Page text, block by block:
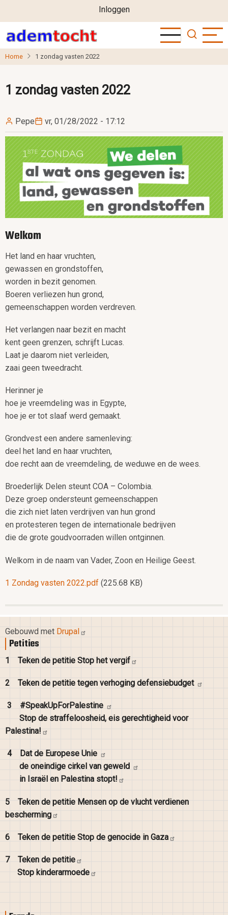
naar
de
inhoud
User
account
menu
Inloggen
Home 1 zondag vasten 2022
1 zondag vasten 2022
Pepe vr, 01/28/2022 - 17:12
Image
Welkom
Het land en haar vruchten,
gewassen en grondstoffen,
worden in bezit genomen.
Boeren verliezen hun grond,
gemeenschappen worden verdreven.
Het verlangen naar bezit en macht
kent geen grenzen, schrijft Lucas.
Laat je daarom niet verleiden,
zaai geen tweedracht.
Herinner je
hoe je vreemdeling was in Egypte,
hoe je er tot slaaf werd gemaakt.
Grondvest een andere samenleving:
deel het land en haar vruchten,
doe recht aan de vreemdeling, de weduwe en de wees.
Broederlijk Delen steunt COA – Colombia.
Deze groep ondersteunt gemeenschappen
die zich niet laten verdrijven van hun grond
en protesteren tegen de internationale bedrijven
die de grote goudvoorraden willen ontginnen.
Welkom in de naam van Vader, Zoon en Heilige Geest.
Document
1 Zondag vasten 2022.pdf (225.68 KB)
Gebouwd met Drupal
Petities
1 Teken de petitie Stop hetvergif
2 Teken de petitie tegen verhoging defensiebudget
3
#SpeakUpForPalestine
Stop de straffeloosheid, eis gerechtigheid voor
Palestina!
4 Dat de Europese Unie
de oneindige cirkel van geweld
in Israël en Palestina stopt!
5 Teken de petitie Mensen op de vlucht verdienen
bescherming
6 Teken de petitie Stop de genocide in Gaza
7 Teken de petitie
Stop kinderarmoede